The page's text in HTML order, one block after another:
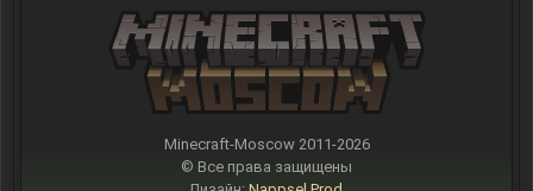
Minecraft-Moscow 2011-2026
© Все права защищены